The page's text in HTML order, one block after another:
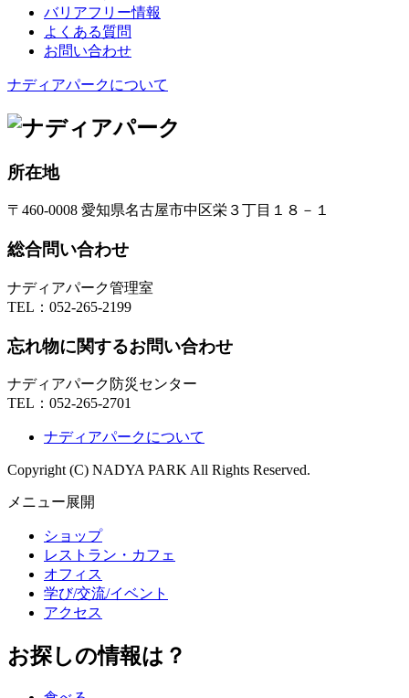
バリアフリー情報
よくある質問
お問い合わせ
ナディアパークについて
所在地
〒460-0008 愛知県名古屋市中区栄３丁目１８－１
総合問い合わせ
ナディアパーク管理室
TEL： 052-265-2199
忘れ物に関するお問い合わせ
ナディアパーク防災センター
TEL： 052-265-2701
ナディアパークについて
Copyright (C) NADYA PARK All Rights Reserved.
メニュー展開
ショップ
レストラン・カフェ
オフィス
学び/交流/イベント
アクセス
お探しの情報は？